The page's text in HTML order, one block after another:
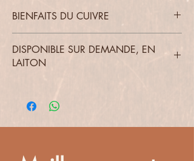
BIENFAITS DU CUIVRE
corps : - soulage raideurs et douleurs aux
articulations - aide à absorber les minéraux -
Trouvez plus de détails sur les bienfaits des
DISPONIBLE SUR DEMANDE, EN
LAITON